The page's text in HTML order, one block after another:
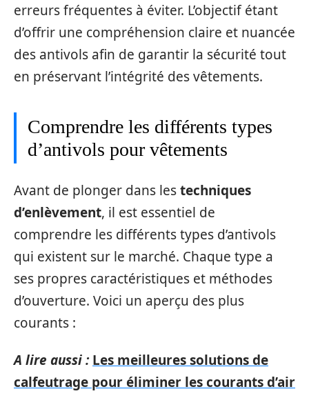
erreurs fréquentes à éviter. L’objectif étant
d’offrir une compréhension claire et nuancée
des antivols afin de garantir la sécurité tout
en préservant l’intégrité des vêtements.
Comprendre les différents types
d’antivols pour vêtements
Avant de plonger dans lestechniques
d’enlèvement, il est essentiel de
comprendre les différents types d’antivols
qui existent sur le marché. Chaque type a
ses propres caractéristiques et méthodes
d’ouverture. Voici un aperçu des plus
courants :
A lire aussi : Les meilleures solutions de
calfeutrage pour éliminer les courants d’air